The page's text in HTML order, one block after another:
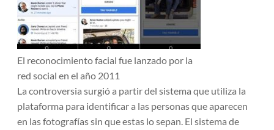
El reconocimiento facial fue lanzado por la
red social en el año 2011
La controversia surgió a partir del sistema que utiliza la
plataforma para identificar a las personas que aparecen
en las fotografías sin que estas lo sepan. El sistema de